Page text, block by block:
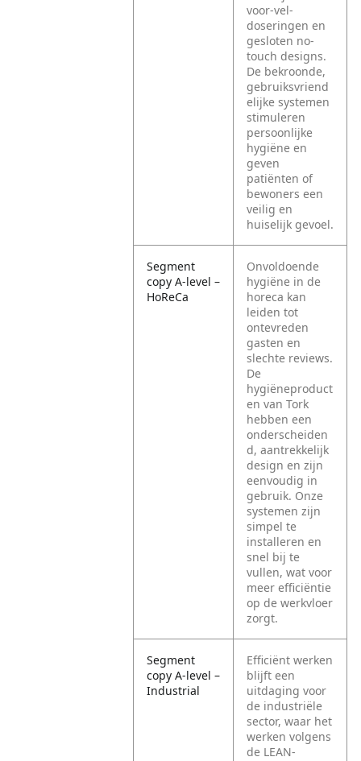
voor-vel-
doseringen en
gesloten no-
touch designs.
De bekroonde,
gebruiksvriend
elijke systemen
stimuleren
persoonlijke
hygiëne en
geven
patiënten of
bewoners een
veilig en
huiselijk gevoel.
Segment
copy A-level –
HoReCa
Onvoldoende
hygiëne in de
horeca kan
leiden tot
ontevreden
gasten en
slechte reviews.
De
hygiëneproduct
en van Tork
hebben een
onderscheiden
d, aantrekkelijk
design en zijn
eenvoudig in
gebruik. Onze
systemen zijn
simpel te
installeren en
snel bij te
vullen, wat voor
meer efficiëntie
op de werkvloer
zorgt.
Segment
copy A-level –
Industrial
Efficiënt werken
blijft een
uitdaging voor
de industriële
sector, waar het
werken volgens
de LEAN-